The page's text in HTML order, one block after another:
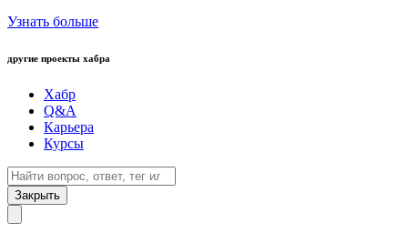
Узнать больше
другие проекты хабра
Хабр
Q&A
Карьера
Курсы
Закрыть